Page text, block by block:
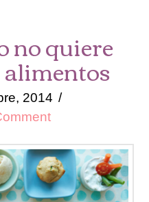
no quiere
2014